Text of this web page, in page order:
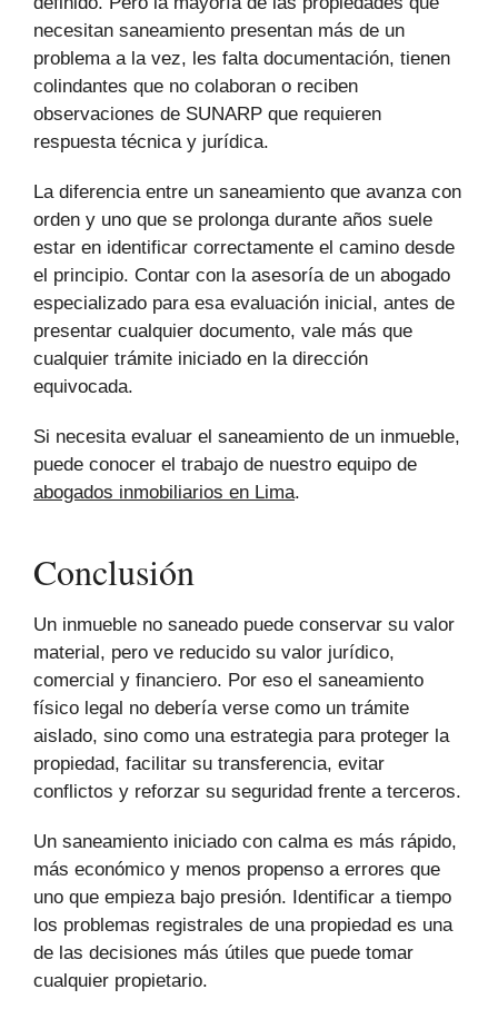
necesitan saneamiento presentan más de un
problema a la vez, les falta documentación, tienen
colindantes que no colaboran o reciben
observaciones de SUNARP que requieren
respuesta técnica y jurídica.
La diferencia entre un saneamiento que avanza con
orden y uno que se prolonga durante años suele
estar en identificar correctamente el camino desde
el principio. Contar con la asesoría de un abogado
especializado para esa evaluación inicial, antes de
presentar cualquier documento, vale más que
cualquier trámite iniciado en la dirección
equivocada.
Si necesita evaluar el saneamiento de un inmueble,
puede conocer el trabajo de nuestro equipo de
abogados inmobiliarios en Lima.
Conclusión
Un inmueble no saneado puede conservar su valor
material, pero ve reducido su valor jurídico,
comercial y financiero. Por eso el saneamiento
físico legal no debería verse como un trámite
aislado, sino como una estrategia para proteger la
propiedad, facilitar su transferencia, evitar
conflictos y reforzar su seguridad frente a terceros.
Un saneamiento iniciado con calma es más rápido,
más económico y menos propenso a errores que
uno que empieza bajo presión. Identificar a tiempo
los problemas registrales de una propiedad es una
de las decisiones más útiles que puede tomar
cualquier propietario.